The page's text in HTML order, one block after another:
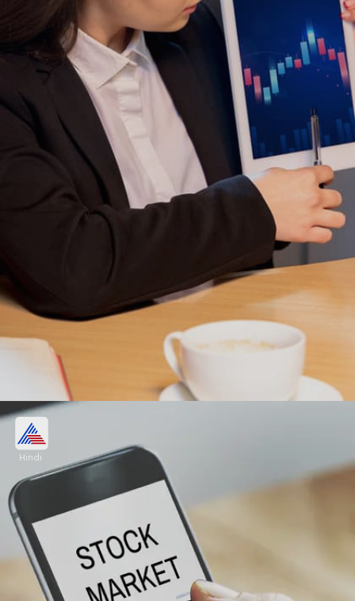
Trident Techlabs ने की 45.8 लाख शेयरों की
बिक्री
Trident Techlabs का आईपीओ 21 से 26 दिसंबर के बीच
खुला था। कंपनी ने 45.8 लाख नए शेयर बिक्री के लिए रखे थे।
Image credits: freepik
Hindi